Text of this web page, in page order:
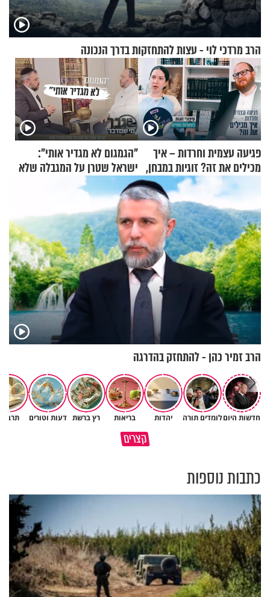
הרב מרדכי לוי - עצות להתחזקות בדרך הנכונה
פגיעה עצמית וחרדות – איך
מכילים את זה? זוגיות במבחן,
הפעם עם יהודית ואלתר כהן
"הגמגום לא מגדיר אותי":
ישראל שטרן על המגבלה שלא
עוצרת אותו
הרב זמיר כהן - להתחזק בהדרגה
חדשות היוםלומדים תורה יהדות בריאות רץ ברשת דעות וטורים
קצריםמדוע האמונה נמשלה למלח?
גם ׳הרע׳ זה הרחמים של בורא
כתבות נוספות